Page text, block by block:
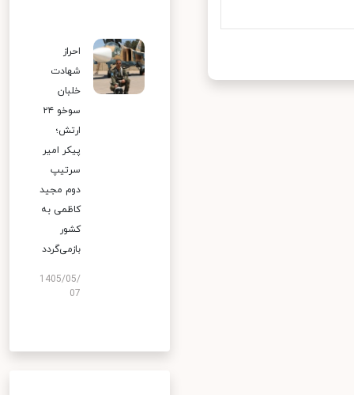
احراز
شهادت
خلبان
سوخو ۲۴
ارتش؛
پیکر امیر
سرتیپ
دوم مجید
کاظمی به
کشور
بازمی‌گردد
1405/05/
07